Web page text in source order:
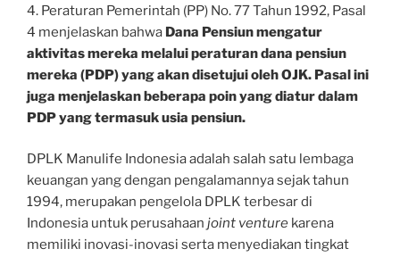
4. Peraturan Pemerintah (PP) No. 77 Tahun 1992, Pasal
4 menjelaskan bahwa Dana Pensiun mengatur
aktivitas mereka melalui peraturan dana pensiun
mereka (PDP) yang akan disetujui oleh OJK. Pasal ini
juga menjelaskan beberapa poin yang diatur dalam
PDP yang termasuk usia pensiun.
DPLK Manulife Indonesia adalah salah satu lembaga
keuangan yang dengan pengalamannya sejak tahun
1994, merupakan pengelola DPLK terbesar di
Indonesia untuk perusahaan joint venture karena
memiliki inovasi-inovasi serta menyediakan tingkat